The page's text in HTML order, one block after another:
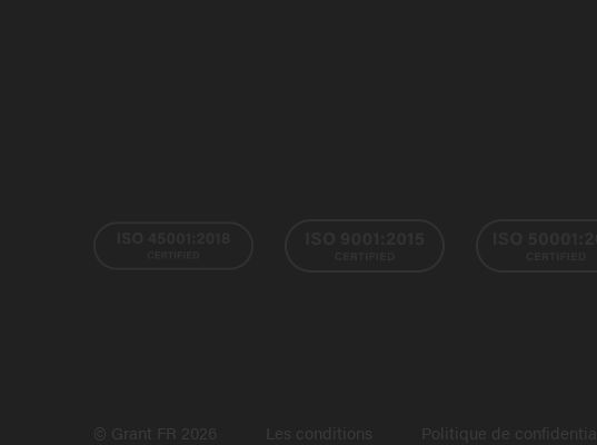
© Grant FR 2026 Les conditions Politique de